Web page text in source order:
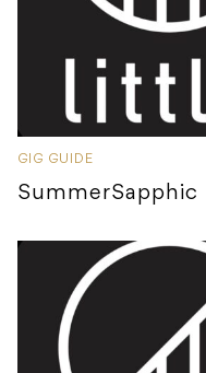
GIG GUIDE
SummerSapphic